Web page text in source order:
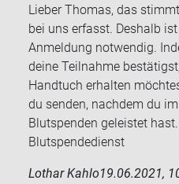
Lieber Thomas, das
bei uns erfasst. Deshalb
Anmeldung notwendig.
deine Teilnahme
Handtuch erhalten
du senden, nachdem du
Blutspenden geleistet
Blutspendedienst
Lothar Kahlo19.06.2021,